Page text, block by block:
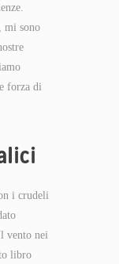
mi sono
forza di
i crudeli
vento nei
libro